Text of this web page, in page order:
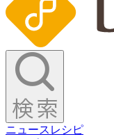
ニュース レシピ